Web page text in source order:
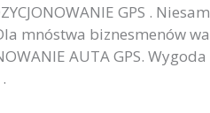
GPS .
mnóstwa biznesmenów
AUTA GPS.